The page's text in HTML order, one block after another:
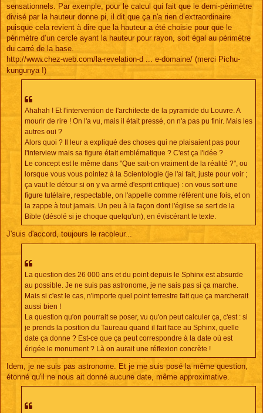
sensationnels. Par exemple, pour le calcul qui fait que le demi-périmètre
divisé par la hauteur donne pi, il dit que ça n'a rien d’extraordinaire
puisque cela revient à dire que la hauteur a été choisie pour que le
périmètre d’un cercle ayant la hauteur pour rayon, soit égal au périmètre
du carré de la base.
http://www.chez-web.com/la-revelation-d ... e-domaine/ (merci Pichu-
kungunya !)
Ahahah ! Et l'intervention de l'architecte de la pyramide du Louvre. A
mourir de rire ! On l'a vu, mais il était pressé, on n'a pas pu finir. Mais les
autres oui ?
Alors quoi ? Il leur a expliqué des choses qui ne plaisaient pas pour
l'interview mais sa figure était emblématique ? C'est ça l'idée ?
Le concept est le même dans "Que sait-on vraiment de la réalité ?", ou
lorsque vous vous pointez à la Scientologie (je l'ai fait, juste pour voir ;
ça vaut le détour si on y va armé d'esprit critique) : on vous sort une
figure tutélaire, respectable, on l'appelle comme référent une fois, et on
la zappe à tout jamais. Un peu à la façon dont l'église se sert de la
Bible (désolé si je choque quelqu'un), en éviscérant le texte.
J'suis d'accord, toujours le racoleur...
La question des 26 000 ans et du point depuis le Sphinx est absurde
au possible. Je ne suis pas astronome, je ne sais pas si ça marche.
Mais si c'est le cas, n'importe quel point terrestre fait que ça marcherait
aussi bien !
La question qu'on pourrait se poser, vu qu'on peut calculer ça, c'est : si
je prends la position du Taureau quand il fait face au Sphinx, quelle
date ça donne ? Est-ce que ça peut correspondre à la date où est
érigée le monument ? Là on aurait une réflexion concrète !
Idem, je ne suis pas astronome. Et je me suis posé la même question,
étonné qu'il ne nous ait donné aucune date, même approximative.